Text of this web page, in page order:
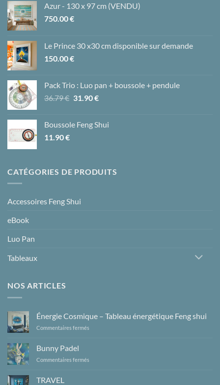
Azur - 130 x 97 cm (VENDU)
750.00€
Le Prince 30 x30 cm disponible sur demande
150.00€
Pack Trio : Luo pan + boussole + pendule
36.79€ Le
était :
31.90€Le
est :
Boussole Feng Shui
11.90€
CATÉGORIES DE PRODUITS
Accessoires Feng Shui
eBook
Luo Pan
Tableaux
NOS ARTICLES
Énergie Cosmique – Tableau énergétique Feng shui
Commentaires fermés
Tableau
Bunny Padel
Commentaires fermés
TRAVEL